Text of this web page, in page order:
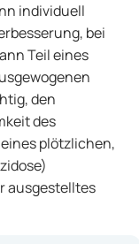
individuell
bei
Teil eines
den
des
plötzlichen,
ausgestelltes